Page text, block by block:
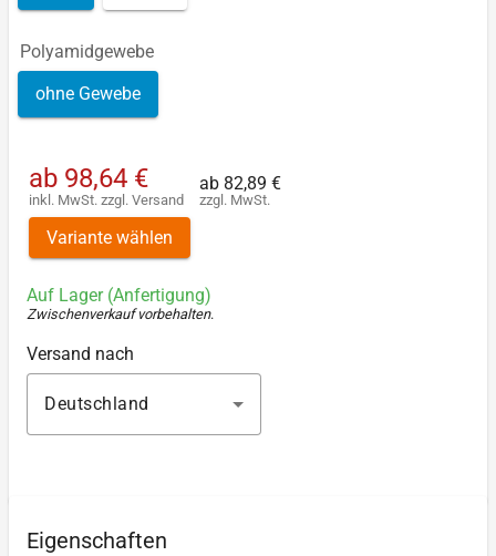
Polyamidgewebe
ohne Gewebe
ab 98,64 €
inkl. MwSt. zzgl. Versand
ab 82,89 €
zzgl. MwSt.
Variante wählen
Auf Lager (Anfertigung)
Zwischenverkauf vorbehalten.
Versand nach
Deutschland
Eigenschaften